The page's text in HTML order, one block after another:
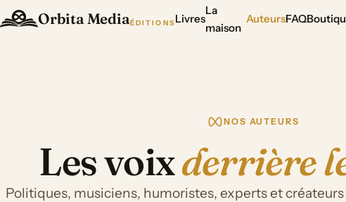
Orbita MediaÉDITIONS Livres
La
maison
AuteursFAQ
NOS AUTEURS
Les voixderrière
Politiques, musiciens, humoristes, experts et